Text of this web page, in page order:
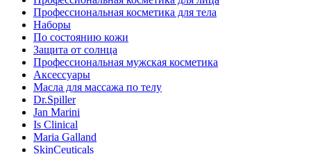
Профессиональная косметика для тела
Наборы
По состоянию кожи
Защита от солнца
Профессиональная мужская косметика
Аксессуары
Масла для массажа по телу
Dr.Spiller
Jan Marini
Is Clinical
Maria Galland
SkinCeuticals